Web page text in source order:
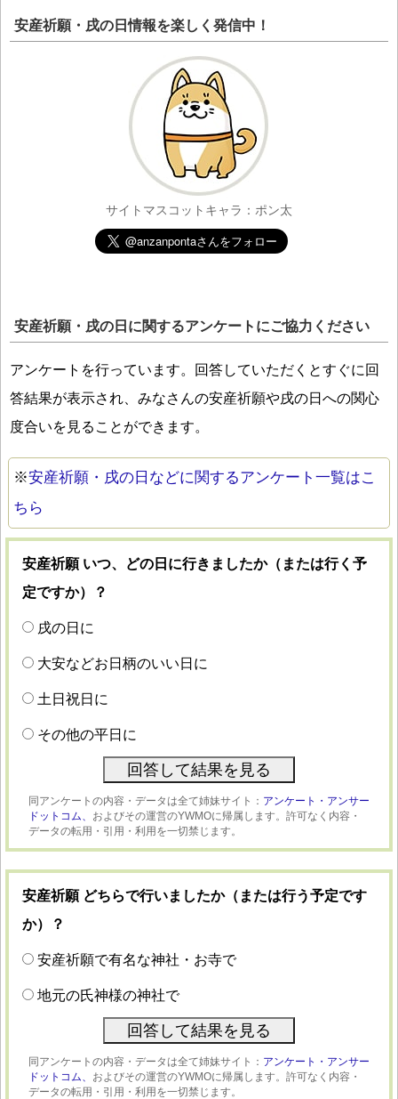
安産祈願・戌の日情報を楽しく発信中！
サイトマスコットキャラ：ポン太
安産祈願・戌の日に関するアンケートにご協力ください
アンケートを行っています。回答していただくとすぐに回
答結果が表示され、みなさんの安産祈願や戌の日への関心
度合いを見ることができます。
※安産祈願・戌の日などに関するアンケート一覧はこ
ちら
安産祈願 いつ、どの日に行きましたか（または行く予
定ですか）？
戌の日に
大安などお日柄のいい日に
土日祝日に
その他の平日に
同アンケートの内容・データは全て姉妹サイト： アンケート・アンサー
ドットコム、 およびその運営のYWMOに帰属します。許可なく内容・
データの転用・引用・利用を一切禁じます。
安産祈願 どちらで行いましたか（または行う予定です
か）？
安産祈願で有名な神社・お寺で
地元の氏神様の神社で
同アンケートの内容・データは全て姉妹サイト： アンケート・アンサー
ドットコム、 およびその運営のYWMOに帰属します。許可なく内容・
データの転用・引用・利用を一切禁じます。